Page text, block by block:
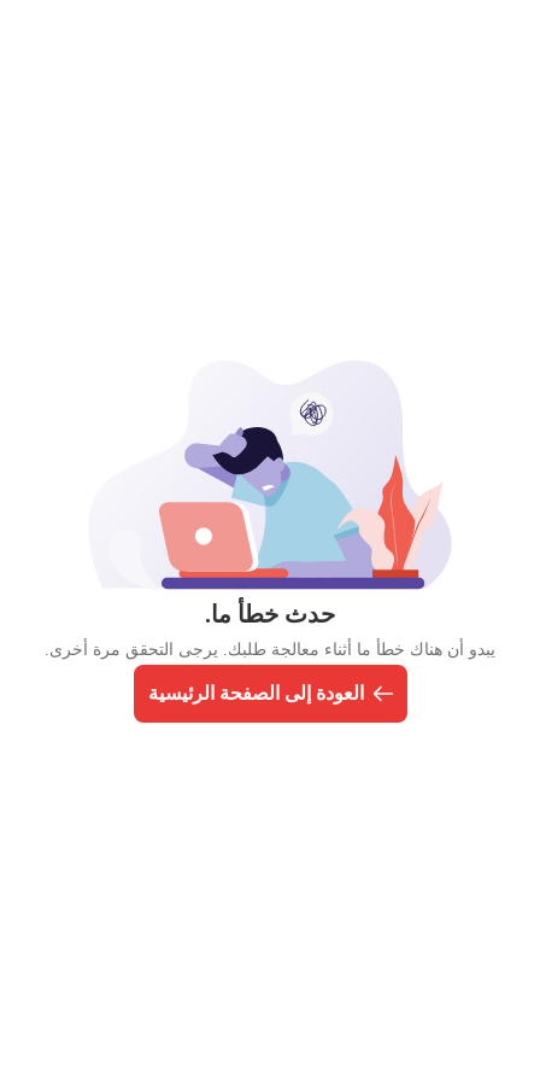
حدث خطأ ما.
يبدو أن هناك خطأ ما أثناء معالجة طلبك. يرجى التحقق مرة أخرى.
العودة إلى الصفحة الرئيسية